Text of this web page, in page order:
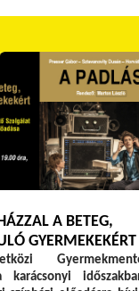
A BETEG,
GYERMEKEKÉRT
karácsonyi